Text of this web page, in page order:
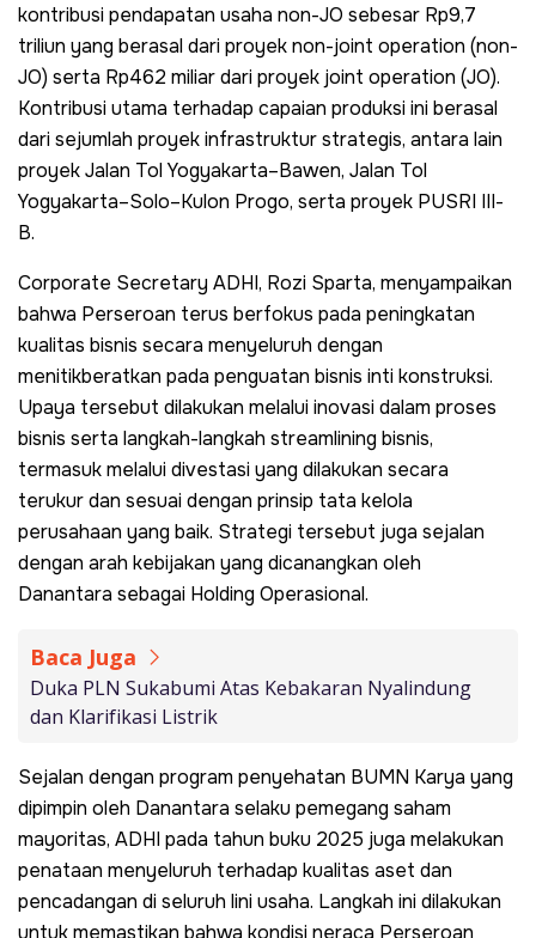
kontribusi pendapatan usaha non-JO sebesar Rp9,7
triliun yang berasal dari proyek non-joint operation (non-
JO) serta Rp462 miliar dari proyek joint operation (JO).
Kontribusi utama terhadap capaian produksi ini berasal
dari sejumlah proyek infrastruktur strategis, antara lain
proyek Jalan Tol Yogyakarta–Bawen, Jalan Tol
Yogyakarta–Solo–Kulon Progo, serta proyek PUSRI III-
B.
Corporate Secretary ADHI, Rozi Sparta, menyampaikan
bahwa Perseroan terus berfokus pada peningkatan
kualitas bisnis secara menyeluruh dengan
menitikberatkan pada penguatan bisnis inti konstruksi.
Upaya tersebut dilakukan melalui inovasi dalam proses
bisnis serta langkah-langkah streamlining bisnis,
termasuk melalui divestasi yang dilakukan secara
terukur dan sesuai dengan prinsip tata kelola
perusahaan yang baik. Strategi tersebut juga sejalan
dengan arah kebijakan yang dicanangkan oleh
Danantara sebagai Holding Operasional.
Baca Juga
Duka PLN Sukabumi Atas Kebakaran Nyalindung
dan Klarifikasi Listrik
Sejalan dengan program penyehatan BUMN Karya yang
dipimpin oleh Danantara selaku pemegang saham
mayoritas, ADHI pada tahun buku 2025 juga melakukan
penataan menyeluruh terhadap kualitas aset dan
pencadangan di seluruh lini usaha. Langkah ini dilakukan
untuk memastikan bahwa kondisi neraca Perseroan